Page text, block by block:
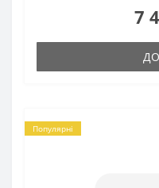
7
Популярні